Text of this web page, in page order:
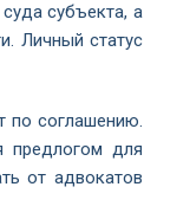
субъекта, а
Личный статус
по соглашению.
предлогом для
от адвокатов